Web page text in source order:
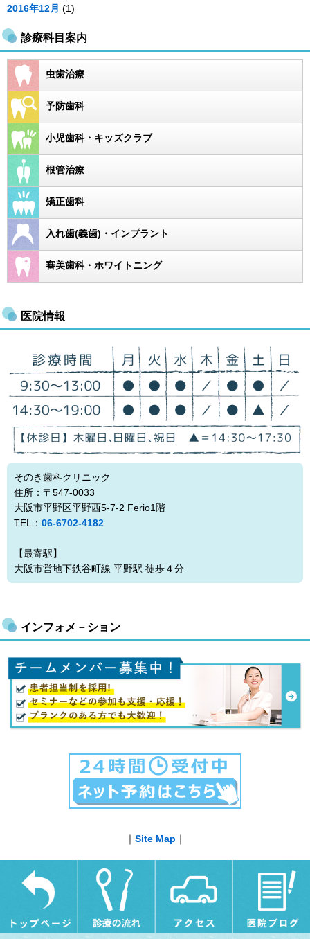
2016年12月 (1)
診療科目案内
虫歯治療
予防歯科
小児歯科・キッズクラブ
根管治療
矯正歯科
入れ歯(義歯)・インプラント
審美歯科・ホワイトニング
医院情報
そのき歯科クリニック
住所：〒547-0033
大阪市平野区平野西5-7-2 Ferio1階
TEL： 06-6702-4182
【最寄駅】
大阪市営地下鉄谷町線 平野駅 徒歩４分
インフォメ－ション
｜ Site Map ｜